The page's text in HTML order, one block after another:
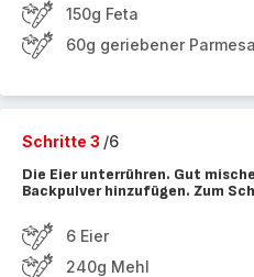
150g Feta
60g geriebener
Schritte 3 /6
Die Eier unterrühren. Gut
Backpulver hinzufügen. Zum
6 Eier
240g Mehl